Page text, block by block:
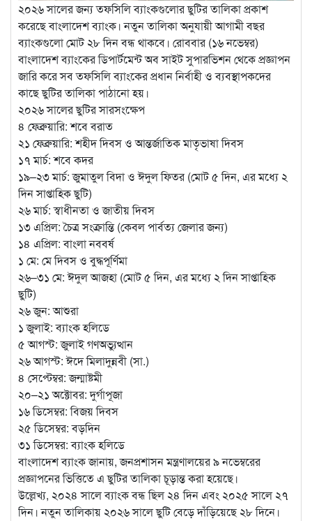
২০২৬ সালের জন্য তফসিলি ব্যাংকগুলোর ছুটির তালিকা প্রকাশ
করেছে বাংলাদেশ ব্যাংক। নতুন তালিকা অনুযায়ী আগামী বছর
ব্যাংকগুলো মোট ২৮ দিন বন্ধ থাকবে। রোববার (১৬ নভেম্বর)
বাংলাদেশ ব্যাংকের ডিপার্টমেন্ট অব সাইট সুপারভিশন থেকে প্রজ্ঞাপন
জারি করে সব তফসিলি ব্যাংকের প্রধান নির্বাহী ও ব্যবস্থাপকদের
কাছে ছুটির তালিকা পাঠানো হয়।
২০২৬ সালের ছুটির সারসংক্ষেপ
৪ ফেব্রুয়ারি: শবে বরাত
২১ ফেব্রুয়ারি: শহীদ দিবস ও আন্তর্জাতিক মাতৃভাষা দিবস
১৭ মার্চ: শবে কদর
১৯–২৩ মার্চ: জুমাতুল বিদা ও ঈদুল ফিতর (মোট ৫ দিন, এর মধ্যে ২
দিন সাপ্তাহিক ছুটি)
২৬ মার্চ: স্বাধীনতা ও জাতীয় দিবস
১৩ এপ্রিল: চৈত্র সংক্রান্তি (কেবল পার্বত্য জেলার জন্য)
১৪ এপ্রিল: বাংলা নববর্ষ
১ মে: মে দিবস ও বুদ্ধপূর্ণিমা
২৬–৩১ মে: ঈদুল আজহা (মোট ৫ দিন, এর মধ্যে ২ দিন সাপ্তাহিক
ছুটি)
২৬ জুন: আশুরা
১ জুলাই: ব্যাংক হলিডে
৫ আগস্ট: জুলাই গণঅভ্যুত্থান
২৬ আগস্ট: ঈদে মিলাদুন্নবী (সা.)
৪ সেপ্টেম্বর: জন্মাষ্টমী
২০–২১ অক্টোবর: দুর্গাপূজা
১৬ ডিসেম্বর: বিজয় দিবস
২৫ ডিসেম্বর: বড়দিন
৩১ ডিসেম্বর: ব্যাংক হলিডে
বাংলাদেশ ব্যাংক জানায়, জনপ্রশাসন মন্ত্রণালয়ের ৯ নভেম্বরের
প্রজ্ঞাপনের ভিত্তিতে এ ছুটির তালিকা চূড়ান্ত করা হয়েছে।
উল্লেখ্য, ২০২৪ সালে ব্যাংক বন্ধ ছিল ২৪ দিন এবং ২০২৫ সালে ২৭
দিন। নতুন তালিকায় ২০২৬ সালে ছুটি বেড়ে দাঁড়িয়েছে ২৮ দিনে।